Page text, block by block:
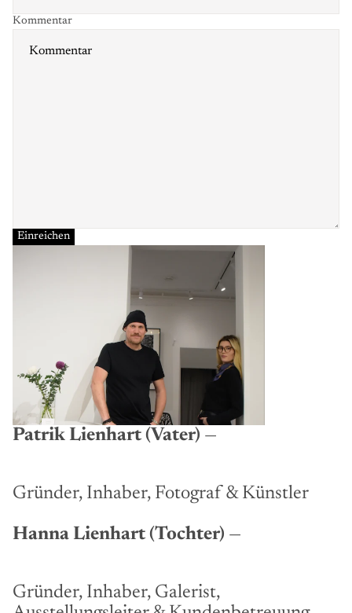
Kommentar
Einreichen
Patrik Lienhart (Vater) —
Gründer, Inhaber, Fotograf & Künstler
Hanna Lienhart (Tochter) —
Gründer, Inhaber, Galerist,